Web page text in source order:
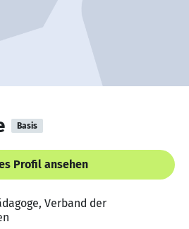
Basis
Profil ansehen
Verband der